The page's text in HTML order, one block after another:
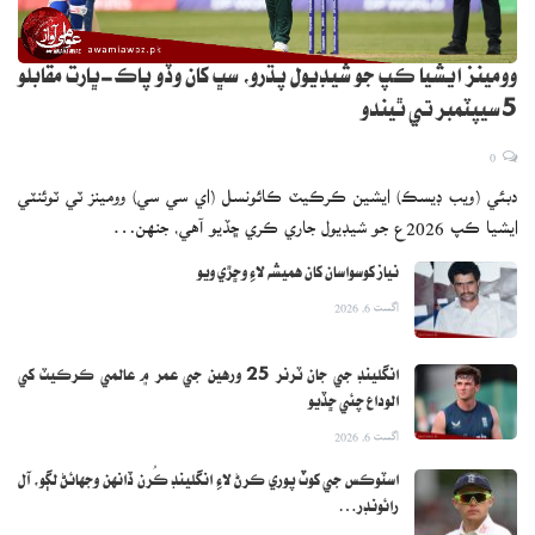
وومينز ايشيا ڪپ جو شيڊيول پڌرو، سڀ کان وڏو پاڪ-ڀارت مقابلو
5 سيپٽمبر تي ٿيندو
دبئي (ويب ڊيسڪ) ايشين ڪرڪيٽ ڪائونسل (اي سي سي) وومينز ٽي ٽوئنٽي
ايشيا ڪپ 2026ع جو شيڊيول جاري ڪري ڇڏيو آهي، جنهن…
نياز کوسواسان کان هميشه لاءِ وڇڙي ويو
اگست 6, 2026
انگلينڊ جي جان ٽرنر 25 ورهين جي عمر ۾ عالمي ڪرڪيٽ کي
الوداع چئي ڇڏيو
اگست 6, 2026
اسٽوڪس جي کوٽ پوري ڪرڻ لاءِ انگلينڊ ڪُرن ڏانهن وجهائڻ لڳو، آل
رائونڊر…